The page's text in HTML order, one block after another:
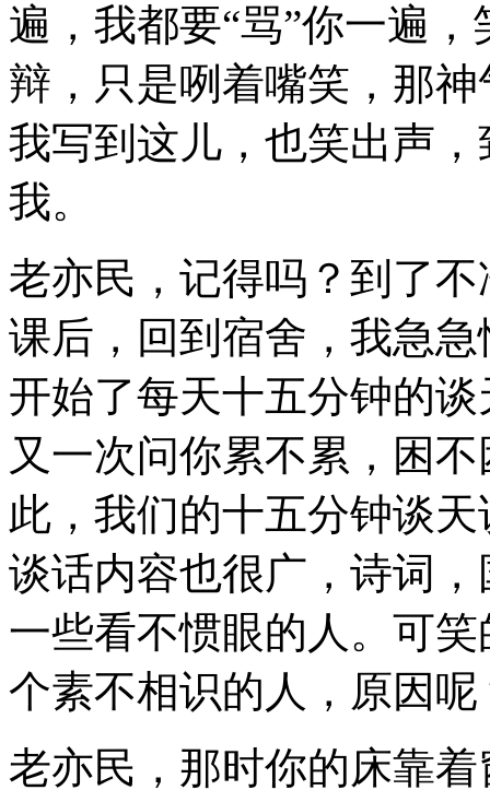
遍，我都要“骂”你一遍
辩，只是咧着嘴笑，那
我写到这儿，也笑出声
我。
老亦民，记得吗？到了
课后，回到宿舍，我急
开始了每天十五分钟的
又一次问你累不累，困
此，我们的十五分钟谈
谈话内容也很广，诗词
一些看不惯眼的人。可
个素不相识的人，原因
老亦民，那时你的床靠